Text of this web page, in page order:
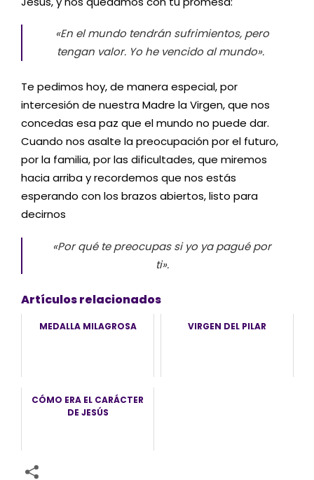
«En el mundo tendrán sufrimientos, pero
tengan valor. Yo he vencido al mundo».
Te pedimos hoy, de manera especial, por
intercesión de nuestra Madre la Virgen, que nos
concedas esa paz que el mundo no puede dar.
Cuando nos asalte la preocupación por el futuro,
por la familia, por las dificultades, que miremos
hacia arriba y recordemos que nos estás
esperando con los brazos abiertos, listo para
decirnos
«Por qué te preocupas si yo ya pagué por
ti».
Artículos relacionados
MEDALLA MILAGROSA VIRGEN DEL PILAR
CÓMO ERA EL CARÁCTER
DE JESÚS